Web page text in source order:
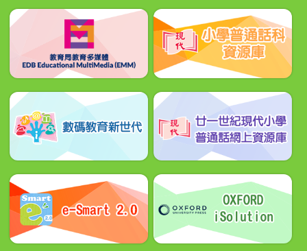
2026/05/28
恭賀四望班李柏謙同學榮獲「屈臣氏集團香港學生運
動員獎」